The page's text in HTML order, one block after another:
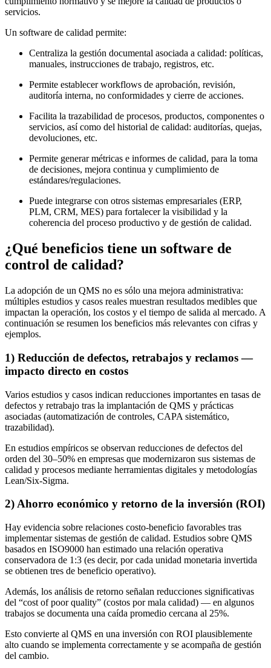
servicios.
Un software de calidad permite:
Centraliza la gestión documental asociada a calidad: políticas,
manuales, instrucciones de trabajo, registros, etc.
Permite establecer workflows de aprobación, revisión,
auditoría interna, no conformidades y cierre de acciones.
Facilita la trazabilidad de procesos, productos, componentes o
servicios, así como del historial de calidad: auditorías, quejas,
devoluciones, etc.
Permite generar métricas e informes de calidad, para la toma
de decisiones, mejora continua y cumplimiento de
estándares/regulaciones.
Puede integrarse con otros sistemas empresariales (ERP,
PLM, CRM, MES) para fortalecer la visibilidad y la
coherencia del proceso productivo y de gestión de calidad.
¿Qué beneficios tiene un software de
control de calidad?
La adopción de un QMS no es sólo una mejora administrativa:
múltiples estudios y casos reales muestran resultados medibles que
impactan la operación, los costos y el tiempo de salida al mercado. A
continuación se resumen los beneficios más relevantes con cifras y
ejemplos.
1) Reducción de defectos, retrabajos y reclamos —
impacto directo en costos
Varios estudios y casos indican reducciones importantes en tasas de
defectos y retrabajo tras la implantación de QMS y prácticas
asociadas (automatización de controles, CAPA sistemático,
trazabilidad).
En estudios empíricos se observan reducciones de defectos del
orden del 30–50% en empresas que modernizaron sus sistemas de
calidad y procesos mediante herramientas digitales y metodologías
Lean/Six-Sigma.
2) Ahorro económico y retorno de la inversión (ROI)
Hay evidencia sobre relaciones costo-beneficio favorables tras
implementar sistemas de gestión de calidad. Estudios sobre QMS
basados en ISO9000 han estimado una relación operativa
conservadora de 1:3 (es decir, por cada unidad monetaria invertida
se obtienen tres de beneficio operativo).
Además, los análisis de retorno señalan reducciones significativas
del “cost of poor quality” (costos por mala calidad) — en algunos
trabajos se documenta una caída promedio cercana al 25%.
Esto convierte al QMS en una inversión con ROI plausiblemente
alto cuando se implementa correctamente y se acompaña de gestión
del cambio.